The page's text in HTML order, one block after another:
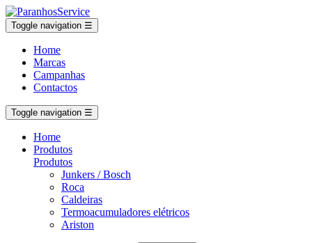
Toggle navigation ☰
Home
Marcas
Campanhas
Contactos
Toggle navigation ☰
Home
Produtos
Produtos
Junkers / Bosch
Roca
Caldeiras
Termoacumuladores elétricos
Ariston